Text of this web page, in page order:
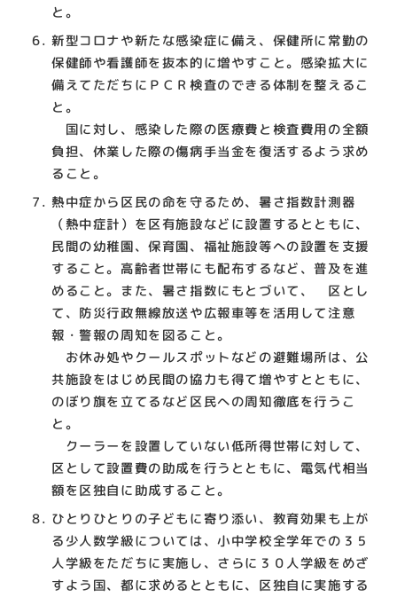
と。
新型コロナや新たな感染症に備え、保健所に常勤の
保健師や看護師を抜本的に増やすこと。感染拡大に
備えてただちにＰＣＲ検査のできる体制を整えるこ
と。
国に対し、感染した際の医療費と検査費用の全額
負担、休業した際の傷病手当金を復活するよう求め
ること。
熱中症から区民の命を守るため、暑さ指数計測器
（熱中症計）を区有施設などに設置するとともに、
民間の幼稚園、保育園、福祉施設等への設置を支援
すること。高齢者世帯にも配布するなど、普及を進
めること。また、暑さ指数にもとづいて、 区とし
て、防災行政無線放送や広報車等を活用して注意
報・警報の周知を図ること。
お休み処やクールスポットなどの避難場所は、公
共施設をはじめ民間の協力も得て増やすとともに、
のぼり旗を立てるなど区民への周知徹底を行うこ
と。
クーラーを設置していない低所得世帯に対して、
区として設置費の助成を行うとともに、電気代相当
額を区独自に助成すること。
ひとりひとりの子どもに寄り添い、教育効果も上が
る少人数学級については、小中学校全学年での３５
人学級をただちに実施し、さらに３０人学級をめざ
すよう国、都に求めるとともに、区独自に実施する